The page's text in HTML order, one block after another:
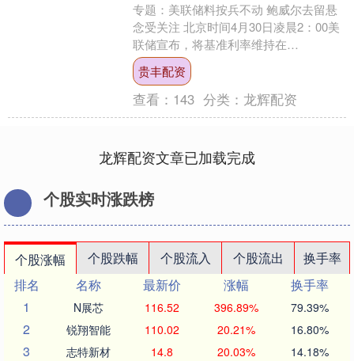
专题：美联储料按兵不动 鲍威尔去留悬
念受关注 北京时间4月30日凌晨2：00美
联储宣布，将基准利率维持在
3.50%-3.75%不变，连续第三次会议按兵
不动，符合....
贵丰配资
查看： 143 分类： 龙辉配资
龙辉配资文章已加载完成
个股实时涨跌榜
个股涨幅 个股跌幅 个股流入 个股流出
换手率
排名
名称 最新价 涨幅
换手率
1
N展芯 116.52 396.89% 79.39%
2 锐翔智能 110.02 20.21% 16.80%
3 志特新材 14.8 20.03% 14.18%